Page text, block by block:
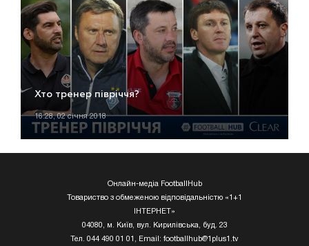
Хто тренер півріччя?
16:28, 02 січня 2018
Онлайн-медіа FootballHub
Товариство з обмеженою відповідальністю «1+1
ІНТЕРНЕТ»
04080, м. Київ, вул. Кирилівська, буд. 23
Тел. 044 490 01 01, Email: footballhub@1plus1.tv